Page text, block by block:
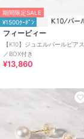
期間限定SALE
¥1500ｸｰﾎﾟﾝ
フィービィー
【K10】ジュエルパールピアス
／BOX付き
¥13,860